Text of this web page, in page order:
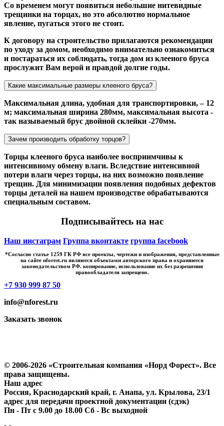
Со временем могут появиться небольшие нитевидные
трещинки на торцах, но это абсолютно нормальное
явление, пугаться этого не стоит.
К договору на строительство прилагаются рекомендации
по уходу за домом, необходимо внимательно ознакомиться
и постараться их соблюдать, тогда дом из клееного бруса
прослужит Вам верой и правдой долгие годы.
Какие максимальные размеры клееного бруса?
Максимальная длина, удобная для транспортировки, – 12
м; максимальная ширина 280мм, максимальная высота -
так называемый брус двойной склейки -270мм.
Зачем производить обработку торцов?
Торцы клееного бруса наиболее восприимчивы к
интенсивному обмену влаги. Вследствие интенсивной
потери влаги через торцы, на них возможно появление
трещин. Для минимизации появления подобных дефектов
торцы деталей на нашем производстве обрабатываются
специальным составом.
Подписывайтесь на нас
Наш инстаграм Группа вконтакте группа facebook
*Cогласно статье 1259 ГК РФ все проекты, чертежи и изображения, представленные
на сайте nforest.ru являются объектами авторского права и охраняются
законодательством РФ. копирование, использование их без разрешения
правообладателя запрещено.
+7 930 999 87 50
info@nforest.ru
Заказать звонок
© 2006-2026 «Строительная компания «Норд Форест». Все
права защищены.
Наш адрес
Россия, Краснодарский край, г. Анапа, ул. Крылова, 23/1
адрес для передачи проектной документации (сдэк)
Пн - Пт с 9.00 до 18.00 Сб - Вс выходной